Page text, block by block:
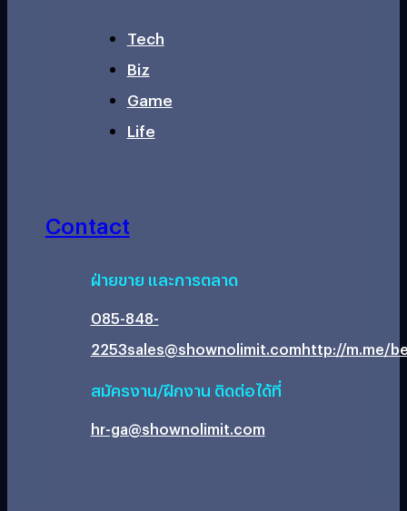
Tech
Biz
Game
Life
Contact
ฝ่ายขาย และการตลาด
085-848-
2253sales@shownolimit.comhttp://m.me/
สมัครงาน/ฝึกงาน ติดต่อได้ที่
hr-ga@shownolimit.com